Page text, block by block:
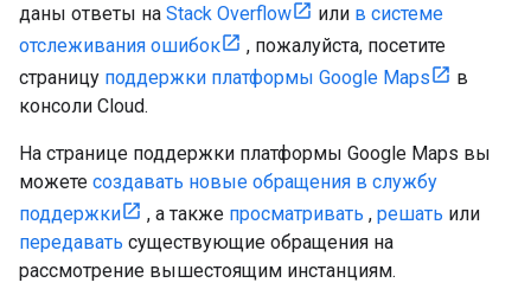
даны ответы на Stack Overflow или в системе
отслеживания ошибок
, пожалуйста, посетите
страницу поддержки платформы Google Maps
в
консоли Cloud.
На странице поддержки платформы Google Maps вы
можете создавать новые обращения в службу
поддержки
, а также просматривать , решать или
передавать существующие обращения на
рассмотрение вышестоящим инстанциям.